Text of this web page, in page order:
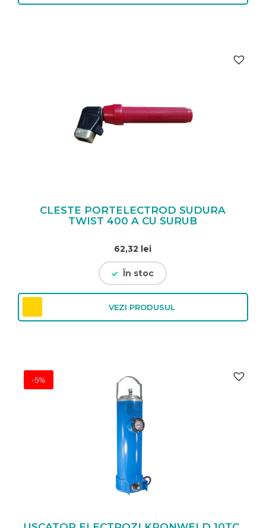
CLESTE PORTELECTROD SUDURA
TWIST 400 A CU SURUB
62,32 lei
În stoc
VEZI PRODUSUL
-5%